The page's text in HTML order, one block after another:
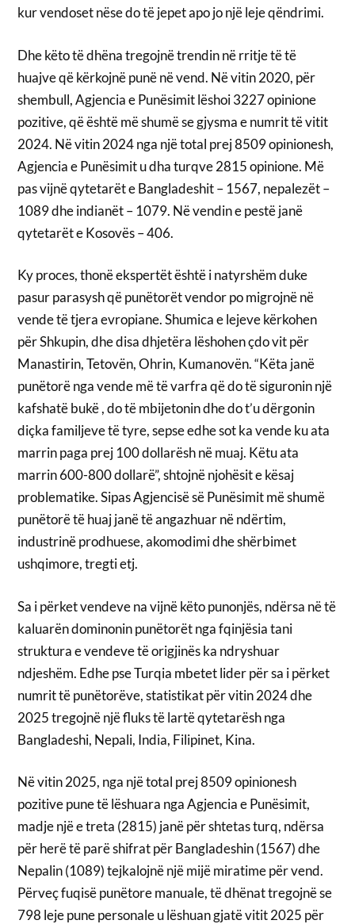
kur vendoset nëse do të jepet apo jo një leje qëndrimi.
Dhe këto të dhëna tregojnë trendin në rritje të të
huajve që kërkojnë punë në vend. Në vitin 2020, për
shembull, Agjencia e Punësimit lëshoi ​​3227 opinione
pozitive, që është më shumë se gjysma e numrit të vitit
2024. Në vitin 2024 nga një total prej 8509 opinionesh,
Agjencia e Punësimit u dha turqve 2815 opinione. Më
pas vijnë qytetarët e Bangladeshit – 1567, nepalezët –
1089 dhe indianët – 1079. Në vendin e pestë janë
qytetarët e Kosovës – 406.
Ky proces, thonë ekspertët është i natyrshëm duke
pasur parasysh që punëtorët vendor po migrojnë në
vende të tjera evropiane. Shumica e lejeve kërkohen
për Shkupin, dhe disa dhjetëra lëshohen çdo vit për
Manastirin, Tetovën, Ohrin, Kumanovën. “Këta janë
punëtorë nga vende më të varfra që do të siguronin një
kafshatë bukë , do të mbijetonin dhe do t’u dërgonin
diçka familjeve të tyre, sepse edhe sot ka vende ku ata
marrin paga prej 100 dollarësh në muaj. Këtu ata
marrin 600-800 dollarë”, shtojnë njohësit e kësaj
problematike. Sipas Agjencisë së Punësimit më shumë
punëtorë të huaj janë të angazhuar në ndërtim,
industrinë prodhuese, akomodimi dhe shërbimet
ushqimore, tregti etj.
Sa i përket vendeve na vijnë këto punonjës, ndërsa në të
kaluarën dominonin punëtorët nga fqinjësia tani
struktura e vendeve të origjinës ka ndryshuar
ndjeshëm. Edhe pse Turqia mbetet lider për sa i përket
numrit të punëtorëve, statistikat për vitin 2024 dhe
2025 tregojnë një fluks të lartë qytetarësh nga
Bangladeshi, Nepali, India, Filipinet, Kina.
Në vitin 2025, nga një total prej 8509 opinionesh
pozitive pune të lëshuara nga Agjencia e Punësimit,
madje një e treta (2815) janë për shtetas turq, ndërsa
për herë të parë shifrat për Bangladeshin (1567) dhe
Nepalin (1089) tejkalojnë një mijë miratime për vend.
Përveç fuqisë punëtore manuale, të dhënat tregojnë se
798 leje pune personale u lëshuan gjatë vitit 2025 për